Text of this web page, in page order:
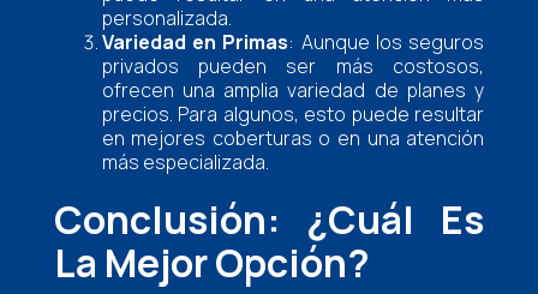
personalizada.
Variedad en Primas: Aunque los seguros
privados pueden ser más costosos,
ofrecen una amplia variedad de planes y
precios. Para algunos, esto puede resultar
en mejores coberturas o en una atención
más especializada.
Conclusión: ¿Cuál Es
La Mejor Opción?